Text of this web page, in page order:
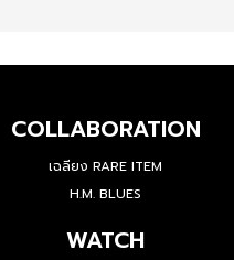
COLLABORATION
เฉลียง RARE ITEM
H.M. BLUES
WATCH